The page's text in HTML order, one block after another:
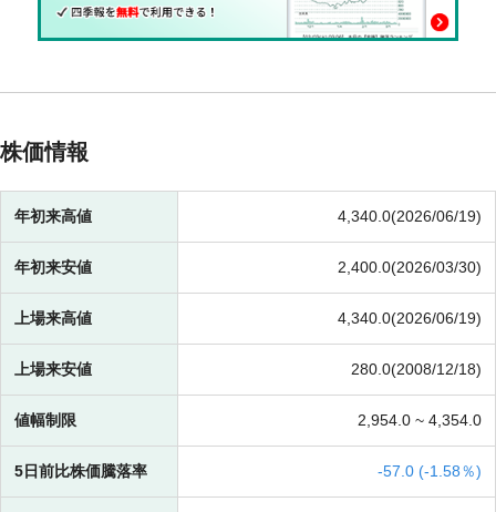
株価情報
年初来高値 4,340.0(2026/06/19)
年初来安値 2,400.0(2026/03/30)
上場来高値 4,340.0(2026/06/19)
上場来安値 280.0(2008/12/18)
値幅制限 2,954.0 ~ 4,354.0
5日前比株価騰落率 -57.0 (-1.58％)